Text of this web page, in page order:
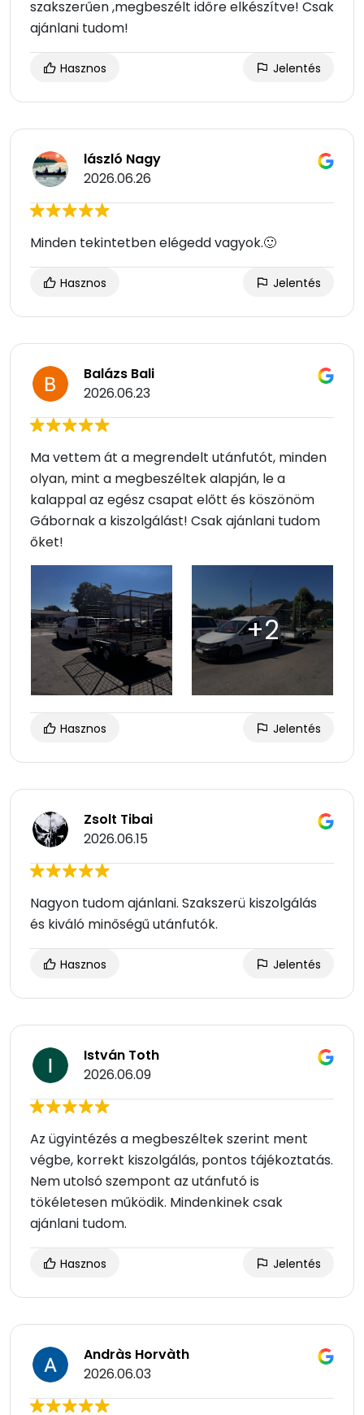
szakszerűen ,megbeszélt időre elkészítve! Csak
ajánlani tudom!
Hasznos Jelentés
lászló Nagy
2026.06.26
Minden tekintetben elégedd vagyok.🙂
Hasznos Jelentés
Balázs Bali
2026.06.23
Ma vettem át a megrendelt utánfutót, minden
olyan, mint a megbeszéltek alapján, le a
kalappal az egész csapat előtt és köszönöm
Gábornak a kiszolgálást! Csak ajánlani tudom
őket!
Hasznos Jelentés
Zsolt Tibai
2026.06.15
Nagyon tudom ajánlani. Szakszerü kiszolgálás
és kiváló minőségű utánfutók.
Hasznos Jelentés
István Toth
2026.06.09
Az ügyintézés a megbeszéltek szerint ment
végbe, korrekt kiszolgálás, pontos tájékoztatás.
Nem utolsó szempont az utánfutó is
tökéletesen működik. Mindenkinek csak
ajánlani tudom.
Hasznos Jelentés
Andràs Horvàth
2026.06.03